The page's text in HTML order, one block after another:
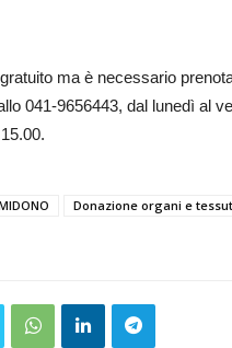
gratuito ma è necessario
041-9656443, dal lunedì al
Donazione organi e